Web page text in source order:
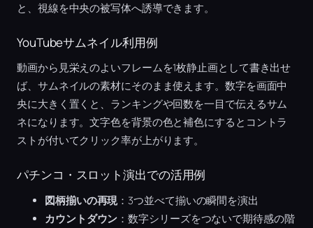
と、視線を中央の被写体へ誘導できます。
YouTubeサムネイル利用例
動画から見栄えのよいフレームを1枚静止画として書き出せ
ば、サムネイルの素材にそのまま使えます。数字を画面中
央に大きく置くと、ランキングや回数を一目で伝えるサム
ネになります。文字色を背景の色と補色にするとコントラ
ストが付いてクリック率が上がります。
パチンコ・スロット演出での活用例
図柄揃いの再現：3つ並べて揃いの瞬間を演出
カウントダウン ：数字シリーズをつないで期待感の階